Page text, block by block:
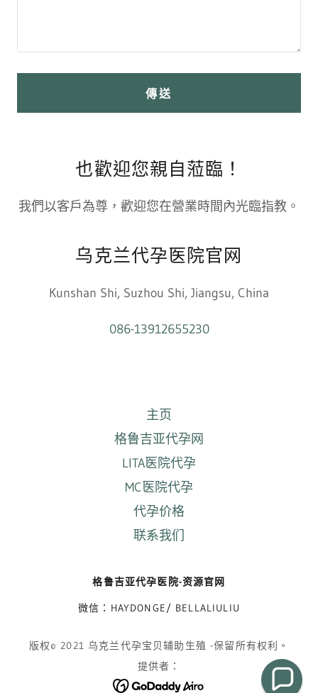
傳送
也歡迎您親自蒞臨！
我們以客戶為尊，歡迎您在營業時間內光臨指教。
乌克兰代孕医院官网
Kunshan Shi, Suzhou Shi, Jiangsu, China
086-13912655230
主页
格鲁吉亚代孕网
LITA医院代孕
MC医院代孕
代孕价格
联系我们
格鲁吉亚代孕医院-资源官网
微信：HAYDONGE/ BELLALIULIU
版权© 2021 乌克兰代孕宝贝辅助生殖 -保留所有权利。
提供者：